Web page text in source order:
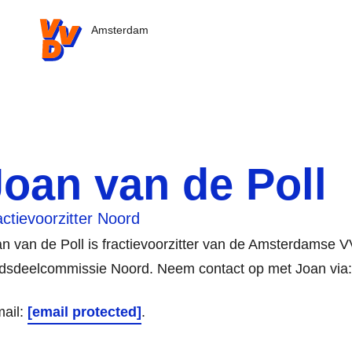
VVD.nl - Ga naar de homepage
Amsterdam
van de Poll
Noord
van de Poll is fractievoorzitter van de Amsterdamse
Noord. Neem contact op met Joan via:
[email protected] .